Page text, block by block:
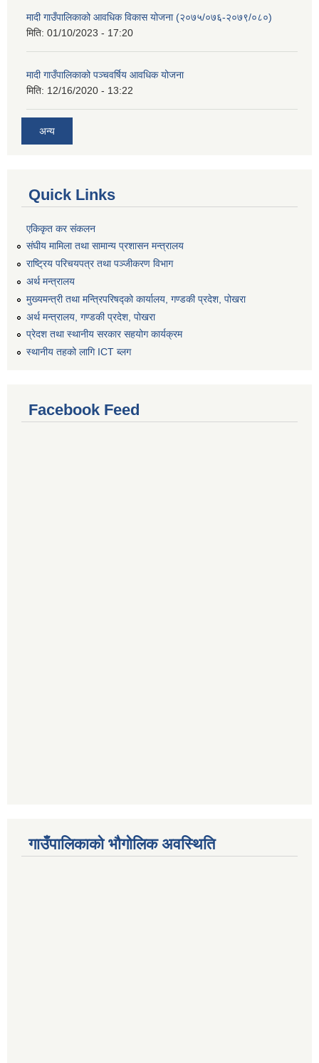
मादी गाउँपालिकाको आवधिक विकास योजना (२०७५/०७६-२०७९/०८०)
मिति: 01/10/2023 - 17:20
मादी गाउँपालिकाको पञ्चवर्षिय आवधिक योजना
मिति: 12/16/2020 - 13:22
अन्य
Quick Links
एकिकृत कर संकलन
संघीय मामिला तथा सामान्य प्रशासन मन्त्रालय
राष्ट्रिय परिचयपत्र तथा पञ्जीकरण विभाग
अर्थ मन्त्रालय
मुख्यमन्त्री तथा मन्त्रिपरिषद्को कार्यालय, गण्डकी प्रदेश, पोखरा
अर्थ मन्त्रालय, गण्डकी प्रदेश, पोखरा
प्रेदश तथा स्थानीय सरकार सहयोग कार्यक्रम
स्थानीय तहको लागि ICT ब्लग
Facebook Feed
गाउँपालिकाको भौगोलिक अवस्थिति